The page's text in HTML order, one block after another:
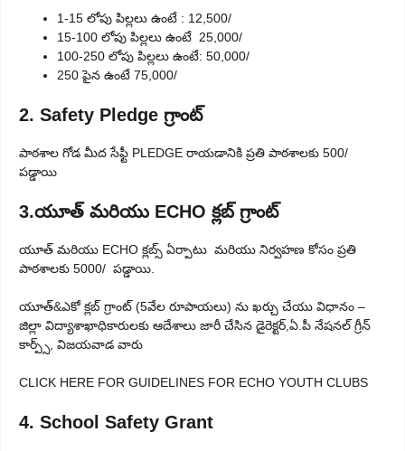
1-15 లోపు పిల్లలు ఉంటే : 12,500/
15-100 లోపు పిల్లలు ఉంటే 25,000/
100-250 లోపు పిల్లలు ఉంటే: 50,000/
250 పైన ఉంటే 75,000/
2. Safety Pledge గ్రాంట్
పాఠశాల గోడ మీద సేఫ్టీ PLEDGE రాయడానికి ప్రతి పాఠశాలకు 500/
పడ్డాయి
3.యూత్ మరియు ECHO క్లబ్ గ్రాంట్
యూత్ మరియు ECHO క్లబ్స్ ఏర్పాటు మరియు నిర్వహణ కోసం ప్రతి
పాఠశాలకు 5000/ పడ్డాయి.
యూత్&ఎకో క్లబ్ గ్రాంట్ (5వేల రూపాయలు) ను ఖర్చు చేయు విధానం –
జిల్లా విద్యాశాఖాధికారులకు ఆదేశాలు జారీ చేసిన డైరెక్టర్,ఏ.పీ నేషనల్ గ్రీన్
కార్ప్స్, విజయవాడ వారు
CLICK HERE FOR GUIDELINES FOR ECHO YOUTH CLUBS
4. School Safety Grant